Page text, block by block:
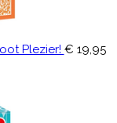
Plezier! € 19,95